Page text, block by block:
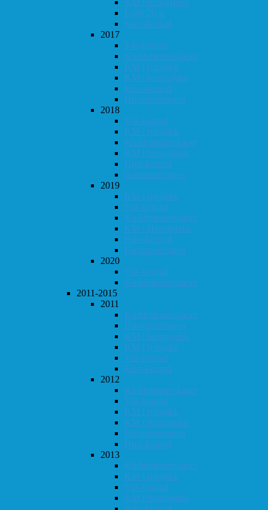
Follo 20 år
Høst-konrad
2017
Vår-konrad
Klubbmesterskapet
KM i lynsjakk
KM i hurtigsjakk
Høst-konrad
Høstturneringen
2018
Vår-konrad
KM i lynsjakk
Klubbmesterskapet
KM i hurtigsjakk
Høst-konrad
Høstturneringen
2019
KM i lynsjakk
Vår-konrad
Klubbmesterskapet
KM i Hurtigsjakk
Høst-konrad
Høstturneringen
2020
Vår-konrad
Klubbmesterskapet
2011-2015
2011
Klubbmesterskapet
Høstturneringen
KM i hurtigsjakk
KM i lynsjakk
Vår-konrad
Høst-konrad
2012
Klubbmesterskapet
Vår-konrad
KM i lynsjakk
KM i hurtigsjakk
Høstturneringen
Høst-konrad
2013
Klubbmesterskapet
KM i lynsjakk
Vår-konrad
KM i hurtigsjakk